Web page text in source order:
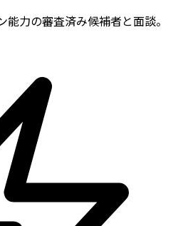
力の審査済み候補者と面談。